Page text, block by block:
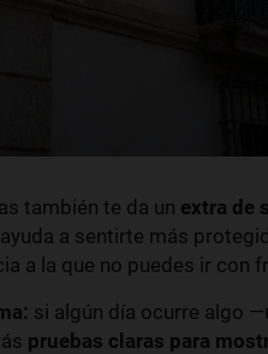
también te da un extra de
ayuda a sentirte más
a la que no puedes ir con
si algún día ocurre algo
pruebas claras para